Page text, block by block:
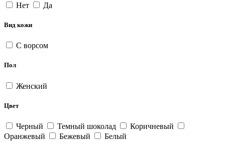
Нет Да
Вид кожи
С ворсом
Пол
Женский
Цвет
Черный Темный шоколад
Коричневый
Оранжевый
Бежевый Белый